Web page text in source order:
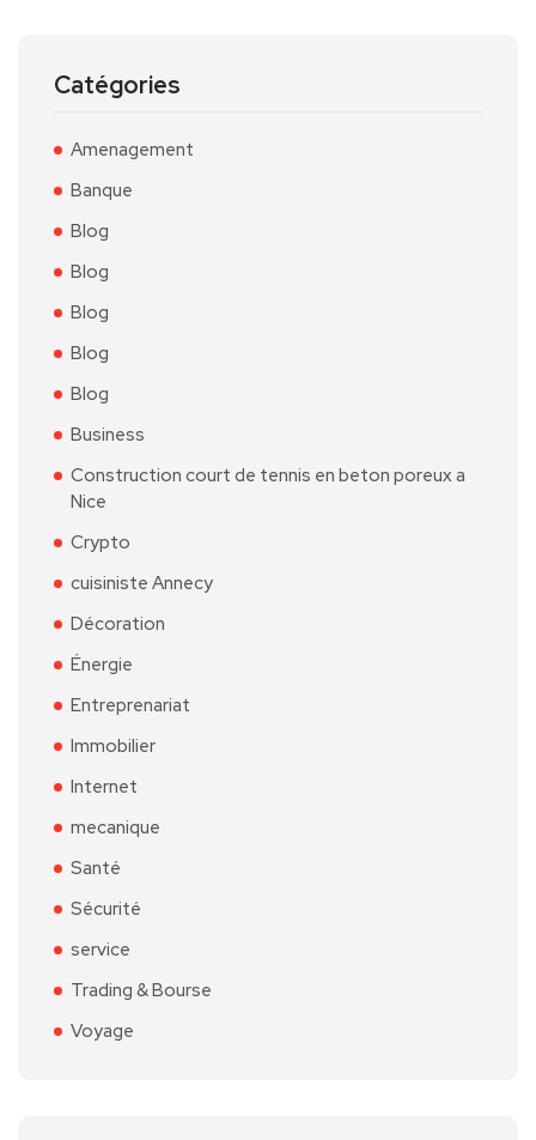
Catégories
Amenagement
Banque
Blog
Blog
Blog
Blog
Blog
Business
Construction court de tennis en beton poreux a
Nice
Crypto
cuisiniste Annecy
Décoration
Énergie
Entreprenariat
Immobilier
Internet
mecanique
Santé
Sécurité
service
Trading & Bourse
Voyage